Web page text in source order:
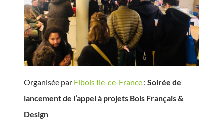
Organisée par Fibois Ile-de-France : Soirée de
lancement de l’appel à projets Bois Français &
Design